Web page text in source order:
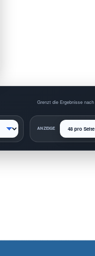
Grenzt die Ergebnisse
ANZEIGE